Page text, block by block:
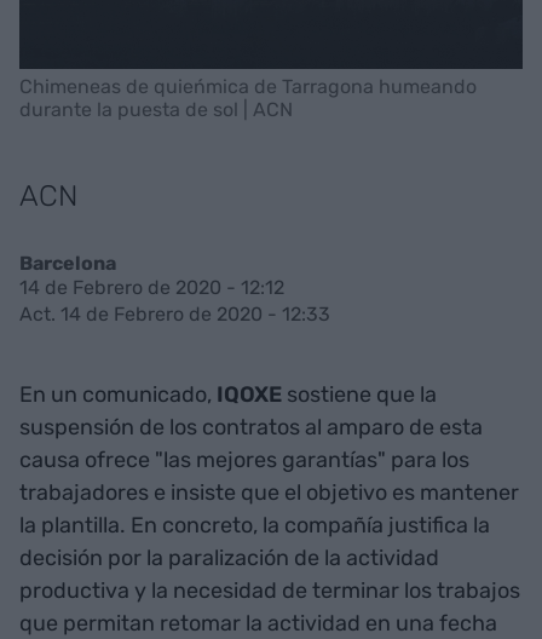
Chimeneas de quieńmica de Tarragona humeando
durante la puesta de sol | ACN
ACN
Barcelona
14 de Febrero de 2020 - 12:12
Act. 14 de Febrero de 2020 - 12:33
En un comunicado, IQOXE sostiene que la
suspensión de los contratos al amparo de esta
causa ofrece "las mejores garantías" para los
trabajadores e insiste que el objetivo es mantener
la plantilla. En concreto, la compañía justifica la
decisión por la paralización de la actividad
productiva y la necesidad de terminar los trabajos
que permitan retomar la actividad en una fecha